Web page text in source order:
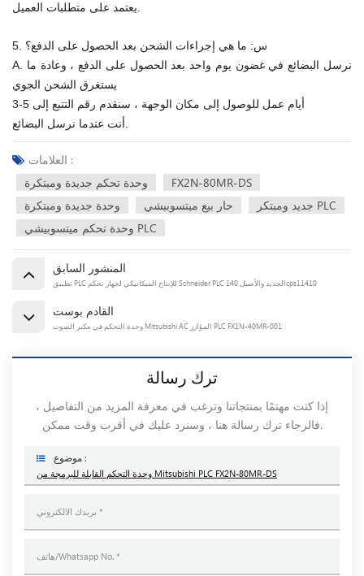
5. س: ما هي إجراءات الشحن بعد الحصول على الدفع؟
A. نرسل البضائع في غضون يوم واحد بعد الحصول على الدفع ، وعادة ما
يستغرق الشحن الجوي
3-5 أيام عمل للوصول إلى مكان الوجهة ، سنقدم رقم التتبع إلى
العلامات :
وحدة تحكم جديدة ومبتكرة
FX2N-80MR-DS
وحدة جديدة ومبتكرة
حار بيع ميتسوبيشي
جديد ومبتكر PLC
وحدة تحكم ميتسوبيشي PLC
المنشور السابق
تطبيق PLC للإنتاج الميكانيكي لجهاز تحكم Schneider PLC الجديد والأصيل 140cps11410
القادم بوست
وحدة التحكم في مكبر الصوت Mitsubishi AC المؤازر PLC FX1N-40MR-001
ترك رسالة
إذا كنت مهتمًا بمنتجاتنا وترغب في معرفة المزيد من التفاصيل ،
فالرجاء ترك رسالة هنا ، وسنرد عليك في أقرب وقت ممكن.
موضوع :
وحدة التحكم القابلة للبرمجة من Mitsubishi PLC FX2N-80MR-DS